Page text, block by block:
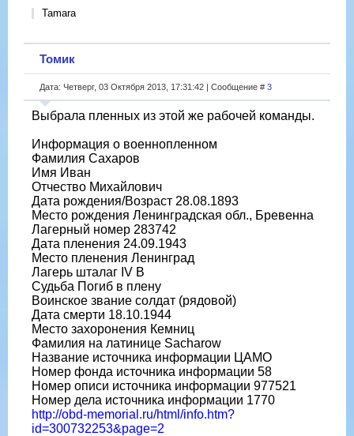
Tamara
Томик
Дата: Четверг, 03 Октября 2013, 17:31:42 | Сообщение # 3
Выбрала пленных из этой же рабочей команды.
Информация о военнопленном
Фамилия Сахаров
Имя Иван
Отчество Михайлович
Дата рождения/Возраст 28.08.1893
Место рождения Ленинградская обл., Бревенна
Лагерный номер 283742
Дата пленения 24.09.1943
Место пленения Ленинград
Лагерь шталаг IV B
Судьба Погиб в плену
Воинское звание солдат (рядовой)
Дата смерти 18.10.1944
Место захоронения Кемниц
Фамилия на латинице Sacharow
Название источника информации ЦАМО
Номер фонда источника информации 58
Номер описи источника информации 977521
Номер дела источника информации 1770
http://obd-memorial.ru/html/info.htm?
id=300732253&page=2